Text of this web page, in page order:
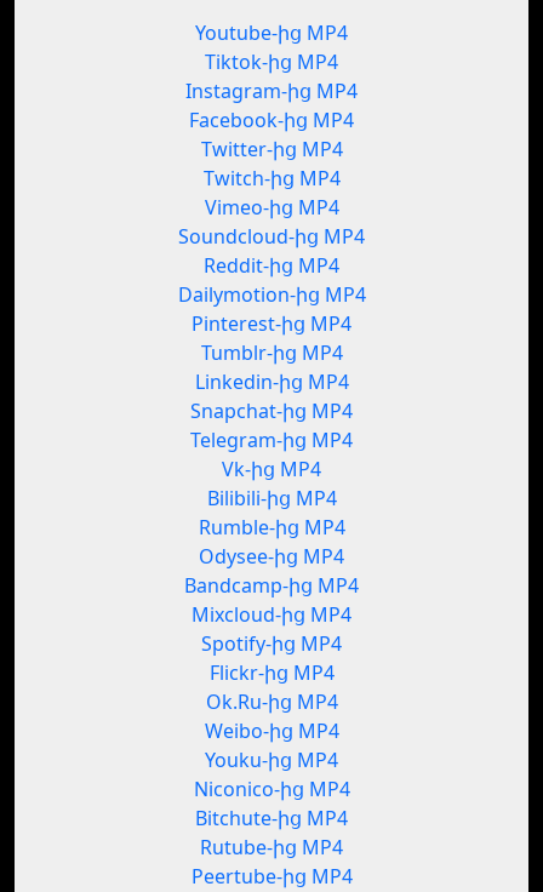
Youtube-ից MP4
Tiktok-ից MP4
Instagram-ից MP4
Facebook-ից MP4
Twitter-ից MP4
Twitch-ից MP4
Vimeo-ից MP4
Soundcloud-ից MP4
Reddit-ից MP4
Dailymotion-ից MP4
Pinterest-ից MP4
Tumblr-ից MP4
Linkedin-ից MP4
Snapchat-ից MP4
Telegram-ից MP4
Vk-ից MP4
Bilibili-ից MP4
Rumble-ից MP4
Odysee-ից MP4
Bandcamp-ից MP4
Mixcloud-ից MP4
Spotify-ից MP4
Flickr-ից MP4
Ok.Ru-ից MP4
Weibo-ից MP4
Youku-ից MP4
Niconico-ից MP4
Bitchute-ից MP4
Rutube-ից MP4
Peertube-ից MP4